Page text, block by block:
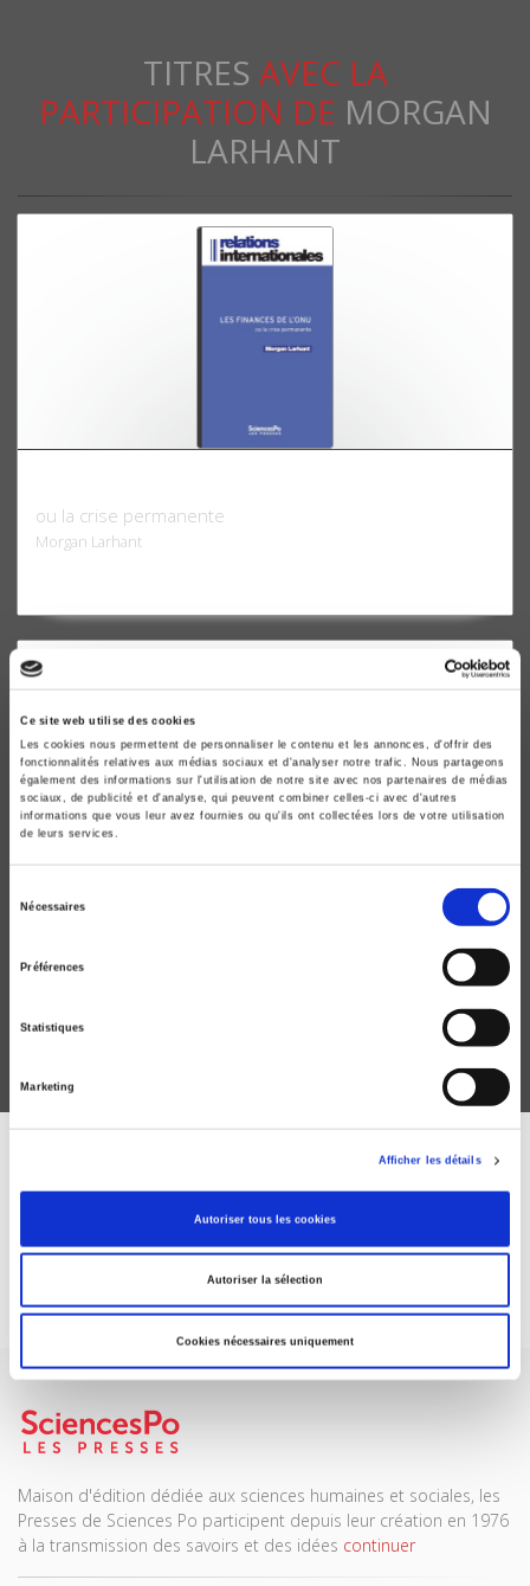
Ce site web utilise des cookies
Les cookies nous permettent de personnaliser le contenu et les annonces, d'offrir des
fonctionnalités relatives aux médias sociaux et d'analyser notre trafic. Nous partageons
également des informations sur l'utilisation de notre site avec nos partenaires de médias
sociaux, de publicité et d'analyse, qui peuvent combiner celles-ci avec d'autres
informations que vous leur avez fournies ou qu'ils ont collectées lors de votre utilisation
de leurs services.
Nécessaires
Préférences
Statistiques
Marketing
Afficher les détails
Autoriser tous les cookies
Autoriser la sélection
Cookies nécessaires uniquement
TITRES AVEC LA
PARTICIPATION DE MORGAN
LARHANT
ou la crise permanente
Morgan Larhant
L'assemblée générale des Nations unies
Guillaume Devin, Franck Petiteville
ABONNEZ-VOUS À NOS
REVUES
Je m’abonne
Maison d'édition dédiée aux sciences humaines et sociales, les
Presses de Sciences Po participent depuis leur création en 1976
à la transmission des savoirs et des idées continuer